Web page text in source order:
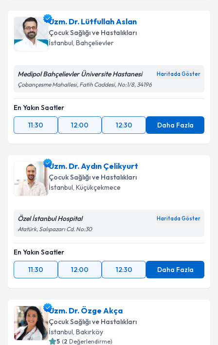
Uzm. Dr. Lütfullah Aslan
Çocuk Sağlığı ve Hastalıkları
İstanbul, Bahçelievler
Medipol Bahçelievler Üniversite Hastanesi Haritada Göster
Çobançesme Mahallesi, Fatih Caddesi, No:1/8, 34196
En Yakın Saatler
11:30
12:00 12:30 Daha Fazla
Uzm. Dr. Aydın Çelikyurt
Çocuk Sağlığı ve Hastalıkları
İstanbul, Küçükçekmece
Özel İstanbul Hospital Haritada Göster
Atatürk, Salıpazarı Cd. No:30
En Yakın Saatler
11:30
12:00 12:30 Daha Fazla
Uzm. Dr. Özge Akça
Çocuk Sağlığı ve Hastalıkları
İstanbul, Bakırköy
5 (2 Değerlendirme)